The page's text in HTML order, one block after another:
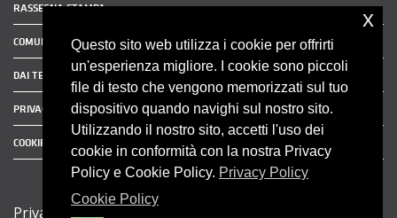
RASSEGNA STAMPA
COMUNICATI STAMPA
DAI TERRITORI
PRIVACY POLICY
COOKIE POLICY
Privacy Policy
Questo sito web utilizza i cookie per offrirti
un'esperienza migliore. I cookie sono piccoli
file di testo che vengono memorizzati sul tuo
dispositivo quando navighi sul nostro sito.
Utilizzando il nostro sito, accetti l'uso dei
cookie in conformità con la nostra Privacy
Policy e Cookie Policy. Privacy Policy
Cookie Policy
x